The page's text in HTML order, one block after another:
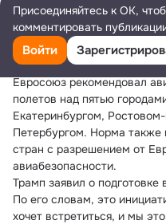
вводятся ограничения
банков из России, а также
восьми стран. Экспортные
наименований товаров.
Евросоюз рекомендовал
полетов над пятью
Екатеринбургом,
Петербургом. Норма также
стран с разрешением от
авиабезопасности.
Трамп заявил о
По его словам, это
хочет встретиться, и мы
Присоединяйтесь к ОК,
комментировать
Войти